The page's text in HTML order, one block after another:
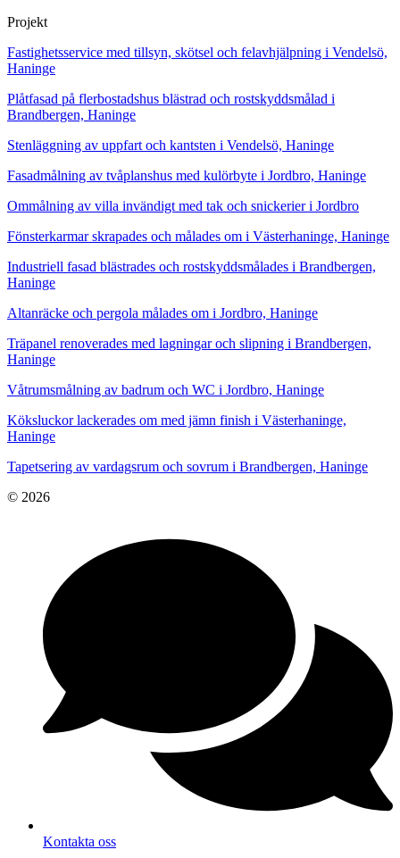
Projekt
Fastighetsservice med tillsyn, skötsel och felavhjälpning i Vendelsö,
Haninge
Plåtfasad på flerbostadshus blästrad och rostskyddsmålad i
Brandbergen, Haninge
Stenläggning av uppfart och kantsten i Vendelsö, Haninge
Fasadmålning av tvåplanshus med kulörbyte i Jordbro, Haninge
Ommålning av villa invändigt med tak och snickerier i Jordbro
Fönsterkarmar skrapades och målades om i Västerhaninge, Haninge
Industriell fasad blästrades och rostskyddsmålades i Brandbergen,
Haninge
Altanräcke och pergola målades om i Jordbro, Haninge
Träpanel renoverades med lagningar och slipning i Brandbergen,
Haninge
Våtrumsmålning av badrum och WC i Jordbro, Haninge
Köksluckor lackerades om med jämn finish i Västerhaninge,
Haninge
Tapetsering av vardagsrum och sovrum i Brandbergen, Haninge
© 2026
Kontakta oss